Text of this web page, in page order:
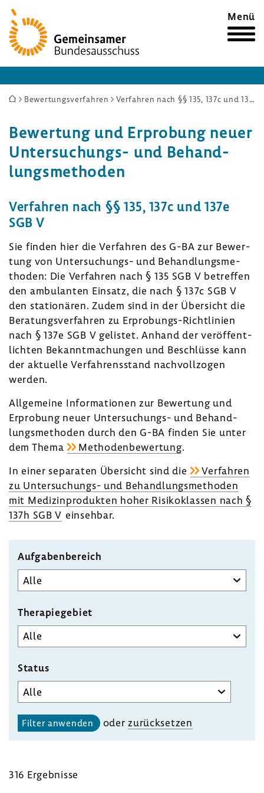
Zur
Startseite
Menü
Sie
hier:
Bewertungsverfahren Verfahren nach §§ 135, 137c und 137e SGB V
Bewer­tung und Erpro­bung neuer
Untersuchungs-​ und Behand­
lungs­me­thoden
Verfahren nach §§ 135, 137c und 137e
SGB V
Sie finden hier die Verfahren des G-BA zur Bewer­
tung von Untersuchungs-​ und Behand­lungs­me­
thoden: Die Verfahren nach § 135 SGB V betreffen
den ambu­lanten Einsatz, die nach § 137c SGB V
den statio­nären. Zudem sind in der Über­sicht die
Bera­tungs­ver­fahren zu Erprobungs-​Richtlinien
nach § 137e SGB V gelistet. Anhand der veröf­fent­
lichten Bekannt­ma­chungen und Beschlüsse kann
der aktu­elle Verfah­rens­stand nach­voll­zogen
werden.
Allge­meine Infor­ma­tionen zur Bewer­tung und
Erpro­bung neuer Untersuchungs-​ und Behand­
lungs­me­thoden durch den G-BA finden Sie unter
dem Thema
Metho­den­be­wer­tung.
In einer sepa­raten Über­sicht sind die
Verfahren
zu Untersuchungs-​ und Behand­lungs­me­thoden
mit Medi­zin­pro­dukten hoher Risi­ko­klassen nach §
137h SGB V einsehbar.
Aufgabenbereich
Therapiegebiet
Status
oderzurück­setzen
316 Ergeb­nisse